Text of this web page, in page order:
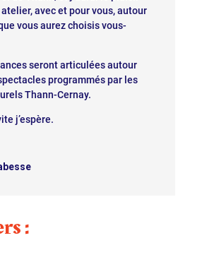
atelier, avec et pour vous, autour
vous aurez choisis vous-
seront articulées autour
programmés par les
Thann-Cernay.
j’espère.
: